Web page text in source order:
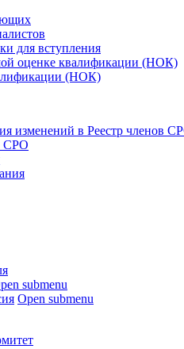
для вступления
оценке квалификации (НОК)
(НОК)
изменений в Реестр членов
СРО
submenu
Open submenu